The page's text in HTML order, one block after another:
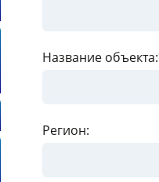
Название
Регион: